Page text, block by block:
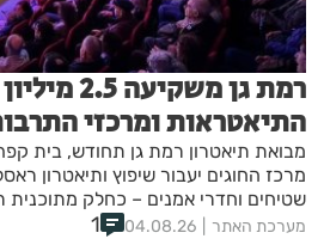
רמת גן
התיאטראות ומרכזי
מבואת תיאטרון רמת גן תחודש, בית
מרכז החוגים יעבור שיפוץ ותיאטרון
שטיחים וחדרי אמנים – כחלק
מוסדות התרבות.
מערכת האתר 04.08.26
1